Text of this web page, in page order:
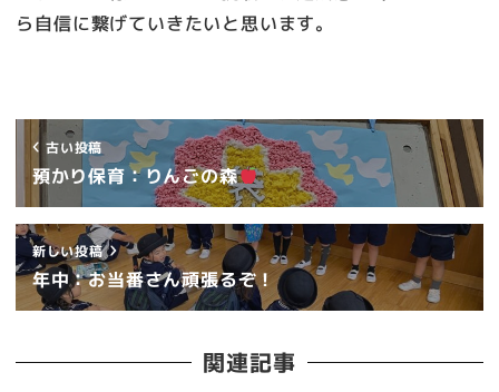
ら自信に繋げていきたいと思います。
古い投稿
預かり保育：りんごの森
新しい投稿
年中：お当番さん頑張るぞ！
関連記事